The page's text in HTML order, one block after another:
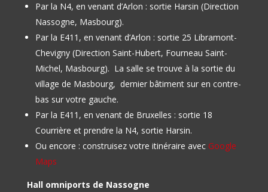
Par la N4, en venant d’Arlon : sortie Harsin (Direction
Nassogne, Masbourg).
Par la E411, en venant d’Arlon : sortie 25 Libramont-
Chevigny (Direction Saint-Hubert, Fourneau Saint-
Michel, Masbourg). La salle se trouve à la sortie du
village de Masbourg, dernier bâtiment sur en contre-
bas sur votre gauche.
Par la E411, en venant de Bruxelles : sortie 18
Courrière et prendre la N4, sortie Harsin.
Ou encore : construisez votre itinéraire avec Google
Maps
Hall omniports de Nassogne